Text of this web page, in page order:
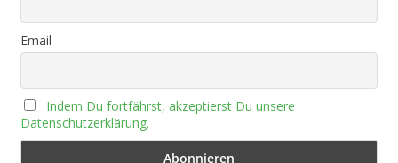
Email
Indem Du fortfährst, akzeptierst Du unsere
Datenschutzerklärung.